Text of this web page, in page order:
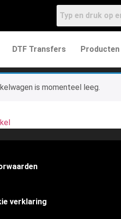
DTF Transfers Producten
is momenteel leeg.
verklaring